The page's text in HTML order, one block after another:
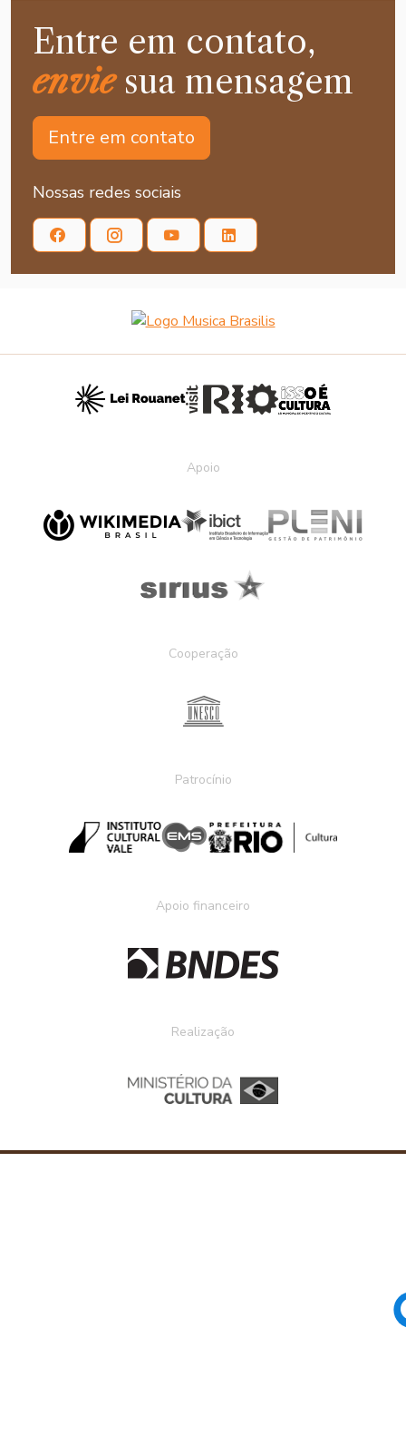
Entre em contato,
enviesua mensagem
Entre em contato
Nossas redes sociais
Apoio
Cooperação
Patrocínio
Apoio financeiro
Realização